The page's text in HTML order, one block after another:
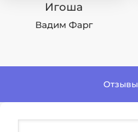
Игоша
Вадим Фарг
Отзывы